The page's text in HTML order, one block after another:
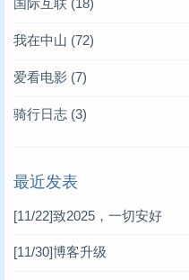
国际互联 (18)
我在中山 (72)
爱看电影 (7)
骑行日志 (3)
最近发表
[11/22]致2025，一切安好
[11/30]博客升级